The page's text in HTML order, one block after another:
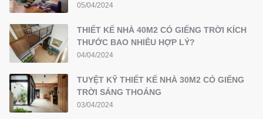
05/04/2024
THIẾT KẾ NHÀ 40M2 CÓ GIẾNG TRỜI KÍCH
THƯỚC BAO NHIÊU HỢP LÝ?
04/04/2024
TUYỆT KỸ THIẾT KẾ NHÀ 30M2 CÓ GIẾNG
TRỜI SÁNG THOÁNG
03/04/2024